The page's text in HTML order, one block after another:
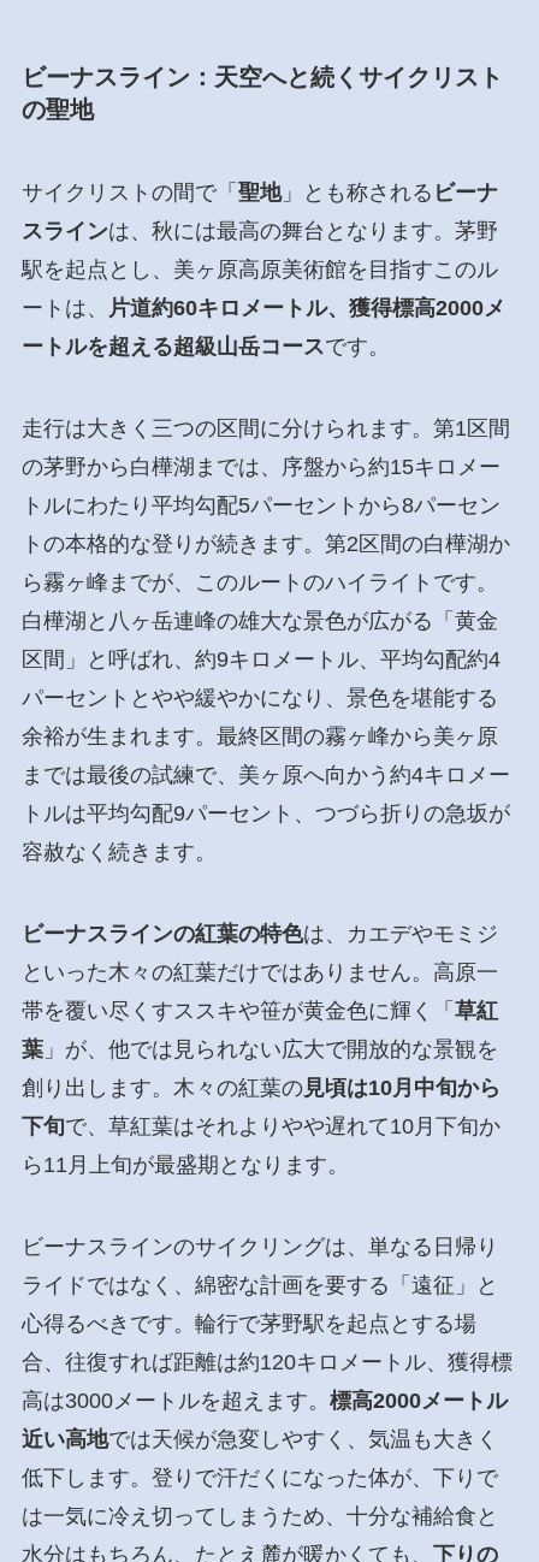
ビーナスライン：天空へと続くサイクリスト
の聖地
サイクリストの間で「 聖地」とも称される ビーナ
スラインは、秋には最高の舞台となります。茅野
駅を起点とし、美ヶ原高原美術館を目指すこのル
ートは、
片道約60キロメートル、獲得標高2000メ
ートルを超える超級山岳コースです。
走行は大きく三つの区間に分けられます。第1区間
の茅野から白樺湖までは、序盤から約15キロメー
トルにわたり平均勾配5パーセントから8パーセン
トの本格的な登りが続きます。第2区間の白樺湖か
ら霧ヶ峰までが、このルートのハイライトです。
白樺湖と八ヶ岳連峰の雄大な景色が広がる「黄金
区間」と呼ばれ、約9キロメートル、平均勾配約4
パーセントとやや緩やかになり、景色を堪能する
余裕が生まれます。最終区間の霧ヶ峰から美ヶ原
までは最後の試練で、美ヶ原へ向かう約4キロメー
トルは平均勾配9パーセント、つづら折りの急坂が
容赦なく続きます。
ビーナスラインの紅葉の特色は、カエデやモミジ
といった木々の紅葉だけではありません。高原一
帯を覆い尽くすススキや笹が黄金色に輝く「 草紅
葉」が、他では見られない広大で開放的な景観を
創り出します。木々の紅葉の見頃は10月中旬から
下旬で、草紅葉はそれよりやや遅れて10月下旬か
ら11月上旬が最盛期となります。
ビーナスラインのサイクリングは、単なる日帰り
ライドではなく、綿密な計画を要する「遠征」と
心得るべきです。輪行で茅野駅を起点とする場
合、往復すれば距離は約120キロメートル、獲得標
高は3000メートルを超えます。 標高2000メートル
近い高地では天候が急変しやすく、気温も大きく
低下します。登りで汗だくになった体が、下りで
は一気に冷え切ってしまうため、十分な補給食と
水分はもちろん、たとえ麓が暖かくても、 下りの